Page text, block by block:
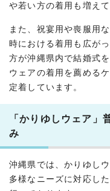
や若い方の着用も増えて
また、祝宴用や喪服用
時における着用も広が
方が沖縄県内で結婚式
ウェアの着用を薦める
定着しています。
「かりゆしウェア」
み
沖縄県では、かりゆし
多様なニーズに対応し